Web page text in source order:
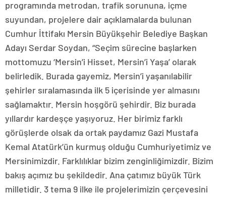
programında metrodan, trafik sorununa, içme
suyundan, projelere dair açıklamalarda bulunan
Cumhur İttifakı Mersin Büyükşehir Belediye Başkan
Adayı Serdar Soydan, “Seçim sürecine başlarken
mottomuzu ‘Mersin’i Hisset, Mersin’i Yaşa’ olarak
belirledik. Burada gayemiz, Mersin’i yaşanılabilir
şehirler sıralamasında ilk 5 içerisinde yer almasını
sağlamaktır. Mersin hoşgörü şehirdir. Biz burada
yıllardır kardeşçe yaşıyoruz. Her birimiz farklı
görüşlerde olsak da ortak paydamız Gazi Mustafa
Kemal Atatürk’ün kurmuş olduğu Cumhuriyetimiz ve
Mersinimizdir. Farklılıklar bizim zenginliğimizdir. Bizim
bakış açımız bu şekildedir. Ana çatımız büyük Türk
milletidir. 3 tema 9 ilke ile projelerimizin çerçevesini